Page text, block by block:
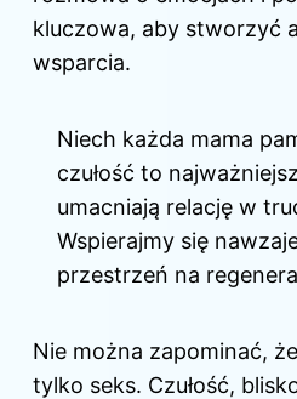
kluczowa, aby stworzyć
wsparcia.
Niech każda mama
czułość to
umacniają relację w
Wspierajmy się
przestrzeń na
Nie można zapominać,
tylko seks. Czułość,